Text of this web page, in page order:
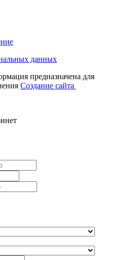
данных
предназначена для
Создание сайта